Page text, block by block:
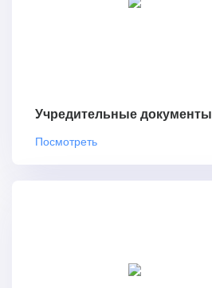
Учредительные документы
Посмотреть